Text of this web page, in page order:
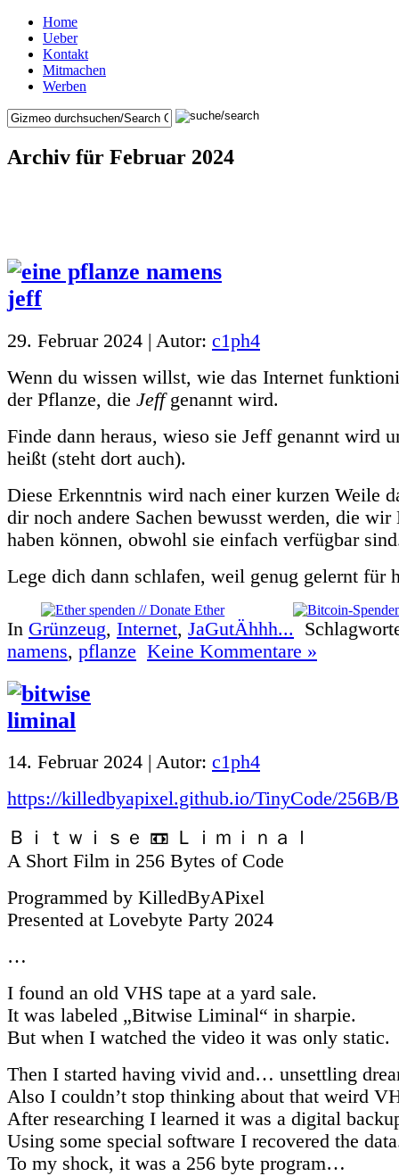
Home
Ueber
Kontakt
Mitmachen
Werben
Archiv für Februar 2024
29. Februar 2024 | Autor: c1ph4
Wenn du wissen willst, wie das Internet
der Pflanze, die Jeffgenannt wird.
Finde dann heraus, wieso sie Jeff genannt wird
heißt (steht dort auch).
Diese Erkenntnis wird nach einer kurzen Weile
dir noch andere Sachen bewusst werden, die
haben können, obwohl sie einfach verfügbar
Lege dich dann schlafen, weil genug gelernt für
In Grünzeug, Internet, JaGutÄhhh...
namens, pflanze Keine Kommentare »
14. Februar 2024 | Autor: c1ph4
https://killedbyapixel.github.io/TinyCode/256B/
Ｂｉｔｗｉｓｅ 📼 Ｌｉｍｉｎａｌ
A Short Film in 256 Bytes of Code
Programmed by KilledByAPixel
Presented at Lovebyte Party 2024
…
I found an old VHS tape at a yard sale.
It was labeled „Bitwise Liminal“ in sharpie.
But when I watched the video it was only static.
Then I started having vivid and… unsettling
Also I couldn’t stop thinking about that weird
After researching I learned it was a digital
Using some special software I recovered the
To my shock, it was a 256 byte program…